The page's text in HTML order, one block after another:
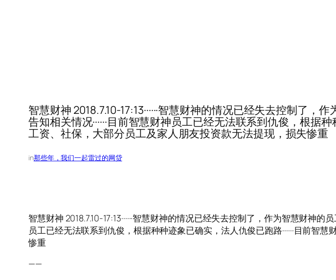
智慧财神 2018.7.10-17:13······智慧财神的情况已经失去控制了
告知相关情况······目前智慧财神员工已经无法联系到仇俊，根据
工资、社保，大部分员工及家人朋友投资款无法提现，损失惨重
in那些年，我们一起雷过的网贷
智慧财神 2018.7.10-17:13······智慧财神的情况已经失去控制了，作为智慧财神
员工已经无法联系到仇俊，根据种种迹象已确实，法人仇俊已跑路······目前
惨重
——